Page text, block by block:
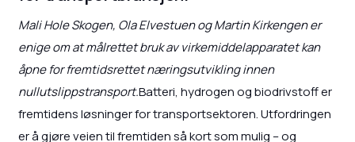
Mali Hole Skogen, Ola Elvestuen og Martin Kirkengen er
enige om at målrettet bruk av virkemiddelapparatet kan
åpne for fremtidsrettet næringsutvikling innen
nullutslippstransport.Batteri, hydrogen og biodrivstoff er
fremtidens løsninger for transportsektoren. Utfordringen
er å gjøre veien til fremtiden så kort som mulig – og